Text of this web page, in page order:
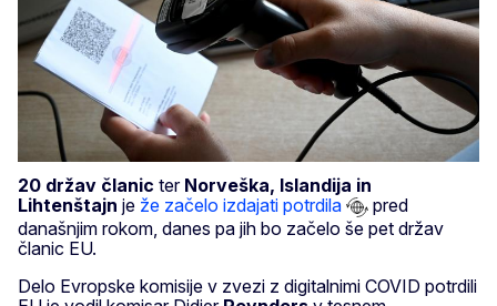
20 držav članic terNorveška, Islandija in
Lihtenštajn je že začelo izdajati potrdila
pred
današnjim rokom, danes pa jih bo začelo še pet držav
članic EU.
Delo Evropske komisije v zvezi z digitalnimi COVID potrdili